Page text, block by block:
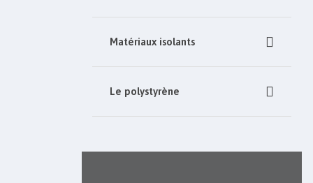
Matériaux isolants
Le polystyrène